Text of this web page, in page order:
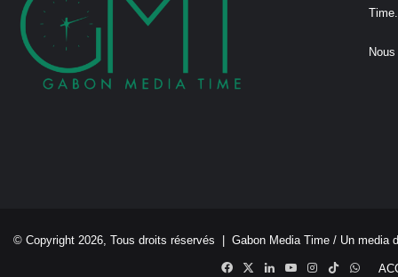
Time.
© Copyright 2026, Tous droits réservés | Gabon Media Time / Un media
Facebook
X LinkedinYouTubeInstagram
TikTok